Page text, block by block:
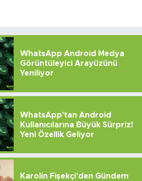
WhatsApp Android Medya
Görüntüleyici Arayüzünü
Yeniliyor
WhatsApp'tan Android
Kullanıcılarına Büyük Sürpriz!
Yeni Özellik Geliyor
Karolin Fişekçi'den Gündem